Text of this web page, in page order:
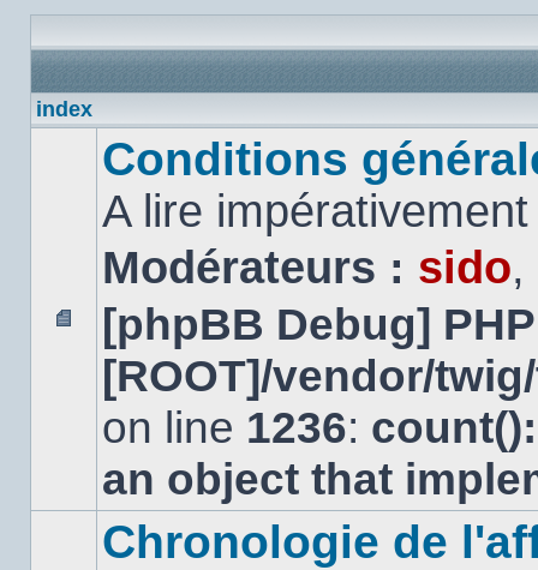
index
Aucun
message
non
Conditions
A lire
Modérateurs : sido,
[phpBB Debug]
[ROOT]/vendor/
on line 1236:
an object that
Chronologie de